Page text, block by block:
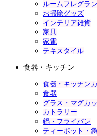
ルームフレグラ
お掃除グッズ
インテリア雑貨
家具
家電
テキスタイル
食器・キッチン
食器・キッチン
食器
グラス・マグカ
カトラリー
鍋・フライパン
ティーポット・